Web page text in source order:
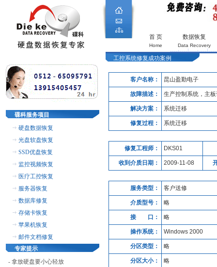
首 页 数据恢复
Home Data Recovery
碟科服务项目
硬盘数据恢复
光盘软盘恢复
SSD优盘恢复
监控视频恢复
医疗工控恢复
服务器恢复
数据库修复
存储卡恢复
苹果机恢复
邮件文档修复
专家提示
- 拿放硬盘要小心轻放
工控系统修复成功案例
客户名称： 昆山盈勤电子
故障描述： 生产控制系统，主
解决方案： 系统迁移
修复过程： 系统迁移
修复工程师： DKS01
收到介质日期： 2009-11-08
服务类型： 客户送修
介质型号： 略
接 口： 略
操作系统： Windows 2000
分区类型： 略
分区大小： 略